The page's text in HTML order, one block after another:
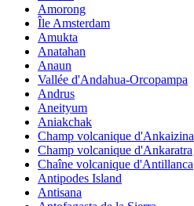
Amorong
Île Amsterdam
Amukta
Anatahan
Anaun
Vallée d'Andahua-Orcopampa
Andrus
Aneityum
Aniakchak
Champ volcanique d'Ankaizina
Champ volcanique d'Ankaratra
Chaîne volcanique d'Antillanca
Antipodes Island
Antisana